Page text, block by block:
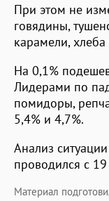
При этом не
говядины,
карамели,
На 0,1%
Лидерами по
помидоры,
5,4% и 4,7%.
Анализ
проводился с 19
Материал